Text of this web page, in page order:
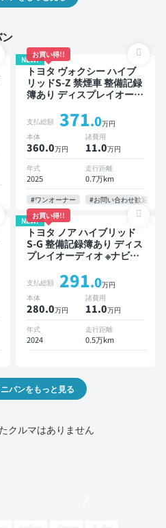
NEW!
お買い得!!
トヨタ ヴォクシー ハイブ
リッドS-Z 禁煙車 整備記録
簿あり ディスプレイオーデ
インドスポットモニター デ
ジタルインナーミラー オー
トクルーズ 3列シート スマ
ートキー ETC 電動バック
ドア バックモニター 全方
位カメラ ドライブレコーダ
ー 衝突軽減 両側電動スラ
イドドア 7人乗り
支払総額 371.0万円
本体
360.0万円
諸費用
11.0万円
年式
2025
走行距離
0.7万km
#ワンオーナー #お問い合わせ歓迎
NEW!
お買い得!!
トヨタ ノア ハイブリッド
S-G 整備記録簿あり ディス
プレイオーディオ ※ナビキ
ズ 3列シート スマートキー
バックモニター ドライブレ
コーダー 衝突軽減 7人乗り
支払総額 291.0万円
本体
280.0万円
諸費用
11.0万円
年式
2024
走行距離
0.5万km
バンをもっと見る
クルマはありません